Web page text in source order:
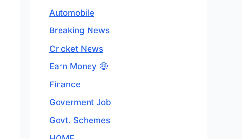
Automobile
Breaking News
Cricket News
Earn Money 🤑
Finance
Goverment Job
Govt. Schemes